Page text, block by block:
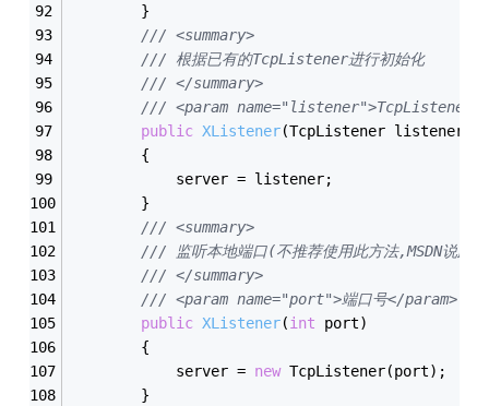
        }
/// <summary>
/// 根据已有的TcpListener进行初始化
/// </summary>
/// <param name="listener">TcpListener</
public XListener(TcpListener listener)
        {
            server = listener;
        }
/// <summary>
/// 监听本地端口(不推荐使用此方法,MSDN说此
/// </summary>
/// <param name="port">端口号</param>
public XListener(int port)
        {
            server =
new TcpListener(port);
        }